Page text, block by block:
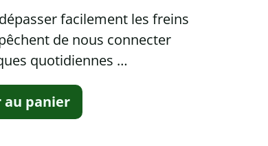
facilement les freins
de nous connecter
quotidiennes …
panier